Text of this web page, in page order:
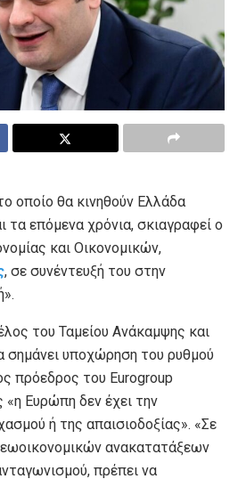
οποίο θα κινηθούν Ελλάδα
τα επόμενα χρόνια, σκιαγραφεί ο
και Οικονομικών,
, σε συνέντευξή του στην
του Ταμείου Ανάκαμψης και
σημάνει υποχώρηση του ρυθμού
πρόεδρος του Eurogroup
Ευρώπη δεν έχει την
ή της απαισιοδοξίας». «Σε
ανακατατάξεων
πρέπει να